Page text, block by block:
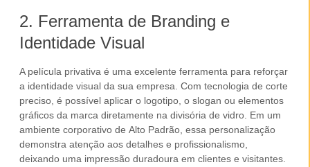
2. Ferramenta de Branding e
Identidade Visual
A película privativa é uma excelente ferramenta para reforçar
a identidade visual da sua empresa. Com tecnologia de corte
preciso, é possível aplicar o logotipo, o slogan ou elementos
gráficos da marca diretamente na divisória de vidro. Em um
ambiente corporativo de Alto Padrão, essa personalização
demonstra atenção aos detalhes e profissionalismo,
deixando uma impressão duradoura em clientes e visitantes.